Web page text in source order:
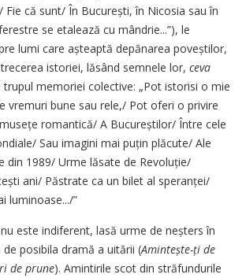
Fie că sunt/ În Bucu­rești, în Nicosia sau în
se etalează cu mândrie...”), le
lumi care așteaptă depănarea poveștilor,
istoriei, lăsând semnele lor, ceva
trupul memoriei colective: „Pot istorisi o mie
vremuri bune sau rele,/ Pot oferi o privire
romantică/ A Bucureștilor/ Între cele
Sau imagini mai puțin plăcute/ Ale
din 1989/ Urme lăsate de Revoluție/
ani/ Păstrate ca un bilet al speran­ței/
luminoase.../”
este indiferent, lasă urme de neșters în
posibila dramă a uitării (Amintește-ți de
de prune). Amintirile scot din străfundurile